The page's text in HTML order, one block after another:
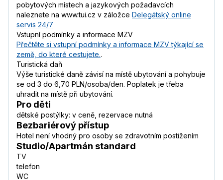
pobytových místech a jazykových požadavcích
naleznete na www.tui.cz v záložce Delegátský online
servis 24/7
Vstupní podmínky a informace MZV
Přečtěte si vstupní podmínky a informace MZV týkající se
země, do které cestujete..
Turistická daň
Výše turistické daně závisí na místě ubytování a pohybuje
se od 3 do 6,70 PLN/osoba/den. Poplatek je třeba
uhradit na místě při ubytování.
Pro děti
dětské postýlky: v ceně, rezervace nutná
Bezbariérový přístup
Hotel není vhodný pro osoby se zdravotním postižením
Studio/Apartmán standard
TV
telefon
WC